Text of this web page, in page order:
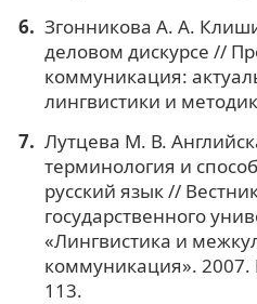
Згонникова А. А.
деловом дискурсе //
коммуникация:
лингвистики и
Лутцева М. В.
терминология и
русский язык //
государственного
«Лингвистика и
коммуникация». 2007.
113.